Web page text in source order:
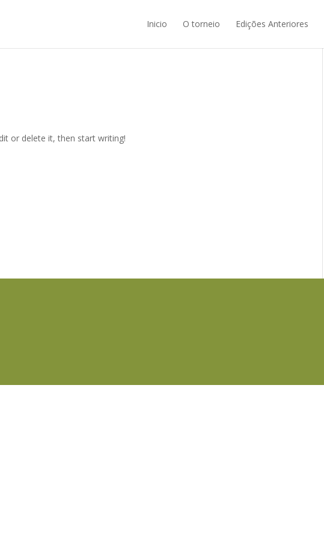
Inicio O torneio Edições Anteriores
or delete it, then start writing!